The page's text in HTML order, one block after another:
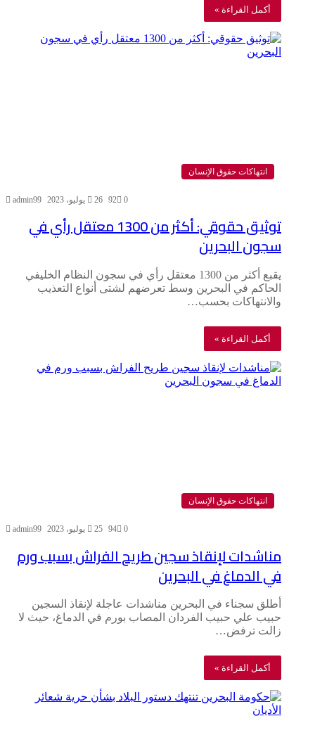
أكمل القراءة »
انتهاكات حقوق الإنسان
admin99 26 يوليو، 2023 0
92
توثيق حقوقي: أكثر من 1300 معتقل رأي في
سجون البحرين
يقبع أكثر من 1300 معتقل رأي في سجون النظام الخليفي
الحاكم في البحرين وسط تعرضهم لشتى أنواع التعذيب
والانتهاكات بحسب…
أكمل القراءة »
انتهاكات حقوق الإنسان
admin99 25 يوليو، 2023 0
94
مناشدات لإنقاذ سجين طريح الفراش بسبب ورم
في الدماغ في البحرين
أطلق سجناء في البحرين مناشدات عاجلة لإنقاذ السجين
حبيب علي حبيب الفردان المصاب بورم في الدماغ، حيث لا
زالت ترفض…
أكمل القراءة »